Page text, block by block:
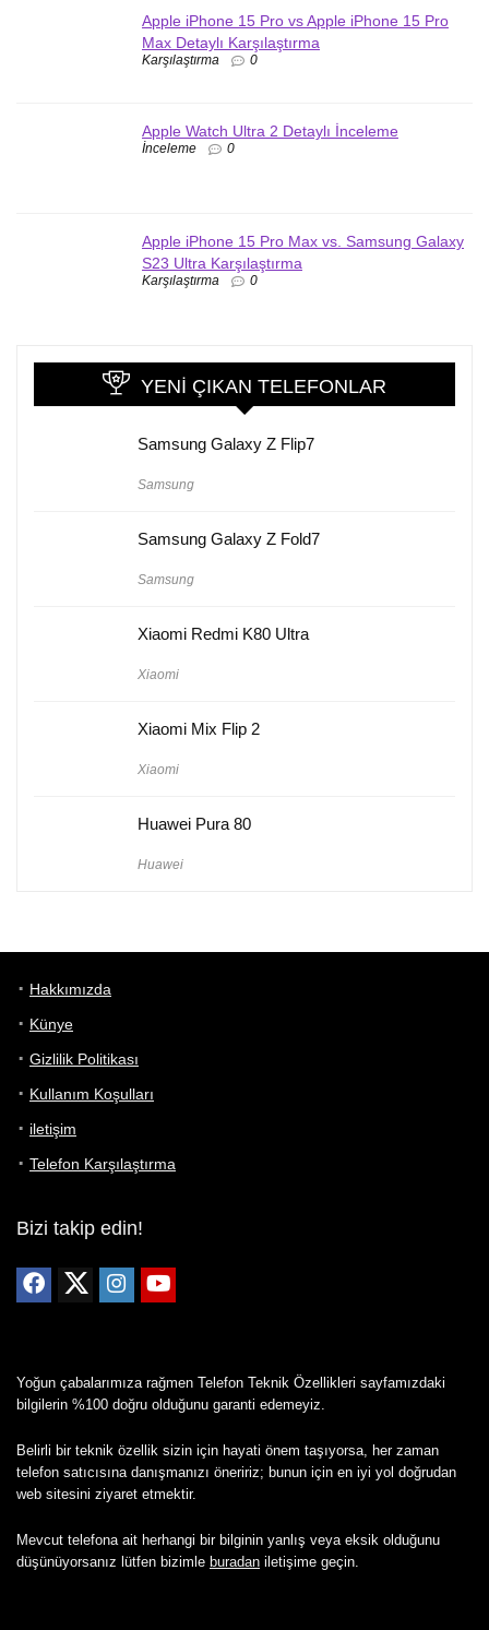
Apple iPhone 15 Pro vs Apple iPhone 15 Pro
Max Detaylı Karşılaştırma
Karşılaştırma 0
Apple Watch Ultra 2 Detaylı İnceleme
İnceleme 0
Apple iPhone 15 Pro Max vs. Samsung Galaxy
S23 Ultra Karşılaştırma
Karşılaştırma 0
YENI ÇIKAN TELEFONLAR
Samsung Galaxy Z Flip7
Samsung
Samsung Galaxy Z Fold7
Samsung
Xiaomi Redmi K80 Ultra
Xiaomi
Xiaomi Mix Flip 2
Xiaomi
Huawei Pura 80
Huawei
Hakkımızda
Künye
Gizlilik Politikası
Kullanım Koşulları
iletişim
Telefon Karşılaştırma
Bizi takip edin!
Yoğun çabalarımıza rağmen Telefon Teknik Özellikleri sayfamızdaki
bilgilerin %100 doğru olduğunu garanti edemeyiz.
Belirli bir teknik özellik sizin için hayati önem taşıyorsa, her zaman
telefon satıcısına danışmanızı öneririz; bunun için en iyi yol doğrudan
web sitesini ziyaret etmektir.
Mevcut telefona ait herhangi bir bilginin yanlış veya eksik olduğunu
düşünüyorsanız lütfen bizimle buradan iletişime geçin.